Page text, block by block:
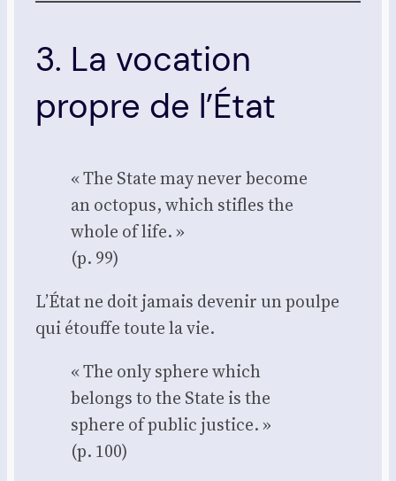
3. La vocation
propre de l’État
« The State may never become
an octo­pus, which stifles the
whole of life. »
(p. 99)
L’État ne doit jamais deve­nir un poulpe
qui étouffe toute la vie.
« The only sphere which
belongs to the State is the
sphere of public jus­tice. »
(p. 100)